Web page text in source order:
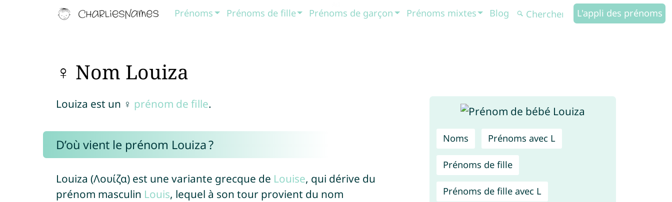
Prénoms Prénoms de fille Prénoms de garçon Prénoms mixtes Blog L'appli des prénoms
♀ Nom Louiza
Noms Prénoms avec L
Prénoms de fille
Prénoms de fille avec L
Louiza est un ♀ prénom de fille.
D’où vient le prénom Louiza ?
Louiza (Λουίζα) est une variante grecque de Louise, qui dérive du
prénom masculin Louis, lequel à son tour provient du nom